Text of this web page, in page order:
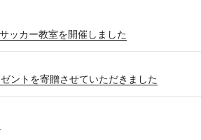
ッカー教室を開催しました
ントを寄贈させていただきました